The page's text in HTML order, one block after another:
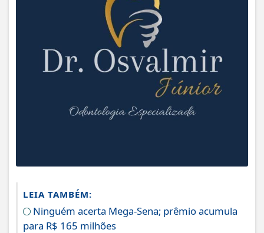
LEIA TAMBÉM:
Ninguém acerta Mega-Sena; prêmio acumula
para R$ 165 milhões